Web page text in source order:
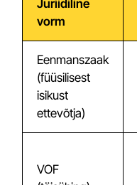
Juriidiline
vorm
Eenmanszaak
(füüsilisest
isikust
ettevõtja)
VOF